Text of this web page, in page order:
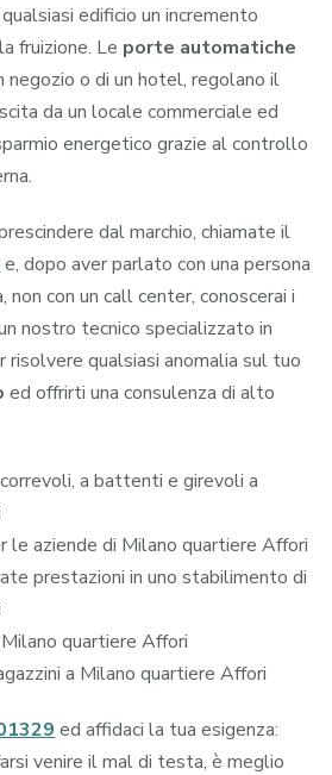
edificio un incremento
fruizione. Le porte automatiche
negozio o di un hotel, regolano il
da un locale commerciale ed
energetico grazie al controllo
dal marchio, chiamate il
e, dopo aver parlato con una persona
con un call center, conoscerai i
nostro tecnico specializzato in
risolvere qualsiasi anomalia sul tuo
ed offrirti una consulenza di alto
a battenti e girevoli a
le aziende di Milano quartiere Affori
prestazioni in uno stabilimento di
quartiere Affori
a Milano quartiere Affori
ed affidaci la tua esigenza:
venire il mal di testa, è meglio